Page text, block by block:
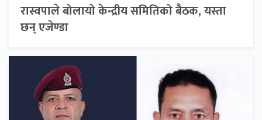
रास्वपाले बोलायो केन्द्रीय समितिको बैठक, यस्ता
छन् एजेण्डा